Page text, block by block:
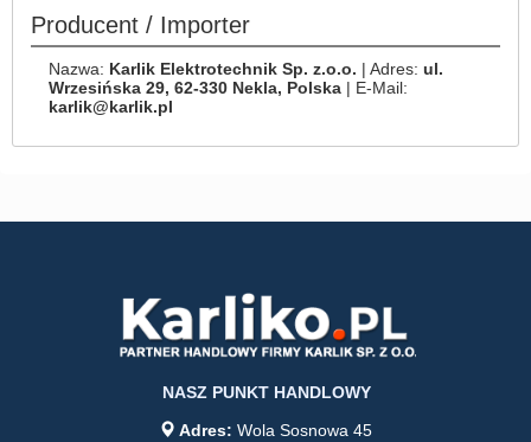
Producent / Importer
Nazwa: Karlik Elektrotechnik Sp. z.o.o. | Adres: ul.
Wrzesińska 29, 62-330 Nekla, Polska | E-Mail:
karlik@karlik.pl
NASZ PUNKT HANDLOWY
Adres: Wola Sosnowa 45